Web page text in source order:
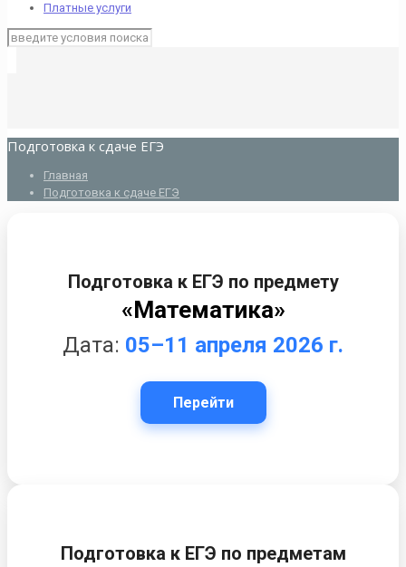
Платные услуги
Подготовка к сдаче ЕГЭ
Главная
Подготовка к сдаче ЕГЭ
Подготовка к ЕГЭ по предмету
«Математика»
Дата: 05–11 апреля 2026 г.
Перейти
Подготовка к ЕГЭ по предметам